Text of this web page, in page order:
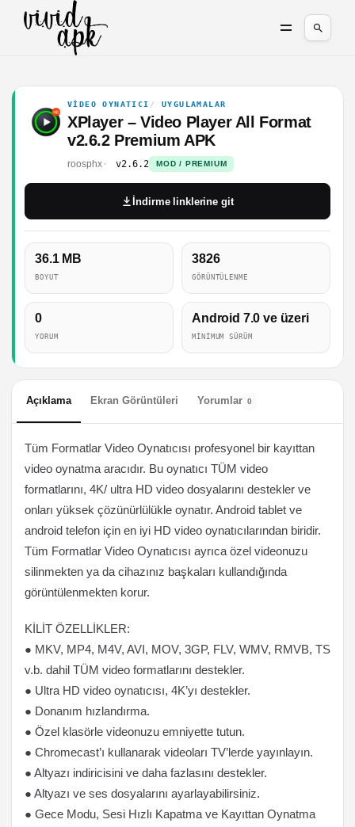
VIDEO OYNATICI UYGULAMALAR
XPlayer – Video Player All Format
v2.6.2 Premium APK
roosphx v2.6.2 MOD / PREMIUM
36.1 MB
BOYUT
3826
GÖRÜNTÜLENME
0
YORUM
Android 7.0 ve üzeri
MINIMUM SÜRÜM
İndirme linklerine git
Açıklama Ekran Görüntüleri Yorumlar 0
Tüm Formatlar Video Oynatıcısı profesyonel bir kayıttan
video oynatma aracıdır. Bu oynatıcı TÜM video
formatlarını, 4K/ ultra HD video dosyalarını destekler ve
onları yüksek çözünürlülükle oynatır. Android tablet ve
android telefon için en iyi HD video oynatıcılarından biridir.
Tüm Formatlar Video Oynatıcısı ayrıca özel videonuzu
silinmekten ya da cihazınız başkaları kullandığında
görüntülenmekten korur.
KİLİT ÖZELLİKLER:
● MKV, MP4, M4V, AVI, MOV, 3GP, FLV, WMV, RMVB, TS
v.b. dahil TÜM video formatlarını destekler.
● Ultra HD video oynatıcısı, 4K’yı destekler.
● Donanım hızlandırma.
● Özel klasörle videonuzu emniyette tutun.
● Chromecast’ı kullanarak videoları TV’lerde yayınlayın.
● Altyazı indiricisini ve daha fazlasını destekler.
● Altyazı ve ses dosyalarını ayarlayabilirsiniz.
● Gece Modu, Sesi Hızlı Kapatma ve Kayıttan Oynatma